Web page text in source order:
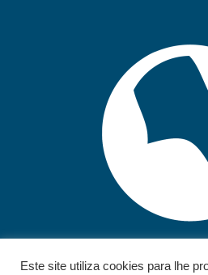
Este site utiliza cookies para lhe